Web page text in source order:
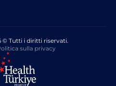
© Tutti i diritti riservati.
sulla privacy